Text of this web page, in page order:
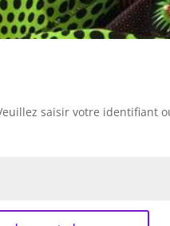
saisir votre identifiant